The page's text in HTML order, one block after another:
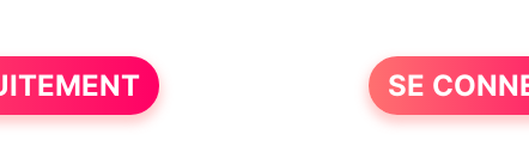
SE